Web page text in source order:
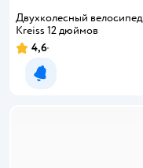
Двухколесный велосипед
Kreiss 12 дюймов
4,6
Уведомить о появлении